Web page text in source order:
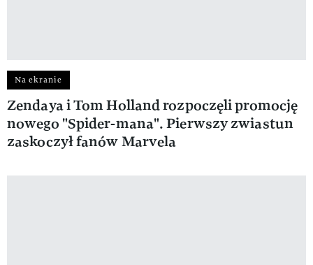
Na ekranie
Zendaya i Tom Holland rozpoczęli promocję
nowego "Spider-mana". Pierwszy zwiastun
zaskoczył fanów Marvela